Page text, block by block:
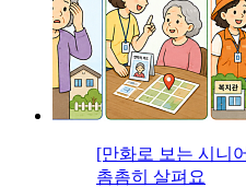
[만화로 보는 시니
촘촘히 살펴요